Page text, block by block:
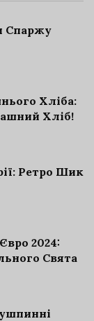
Спаржу
Хліба:
Хліб!
Ретро Шик
2024:
Свята